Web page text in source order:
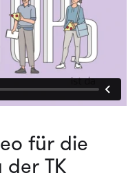
für die
der TK